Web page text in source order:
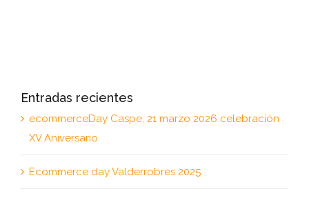
Entradas recientes
ecommerceDay Caspe, 21 marzo 2026 celebración
XV Aniversario
Ecommerce day Valderrobres 2025